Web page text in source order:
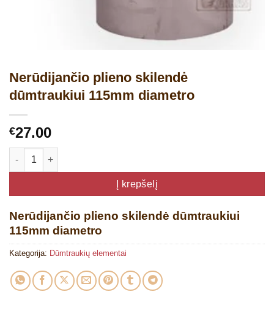
Nerūdijančio plieno skilendė
dūmtraukiui 115mm diametro
€27.00
produkto kiekis: Nerūdijančio plieno skilendė dūmtraukiui
Į krepšelį
Nerūdijančio plieno skilendė dūmtraukiui
115mm diametro
Kategorija: Dūmtraukių elementai